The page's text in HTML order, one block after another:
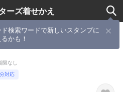
ーズ着せかえ
ド検索ワードで新しいスタンプに
かも！
神
なし
対応